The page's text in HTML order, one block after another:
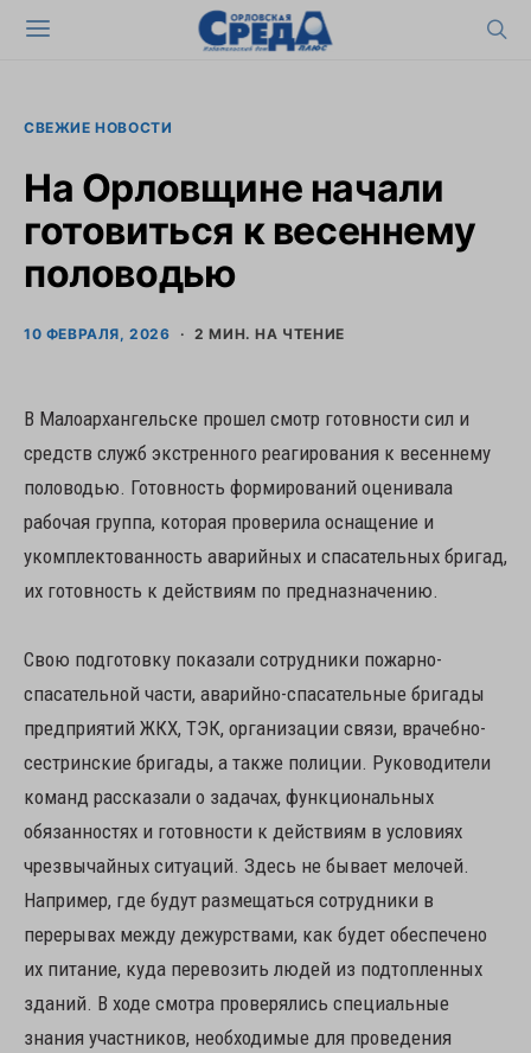
СВЕЖИЕ НОВОСТИ
На Орловщине начали
готовиться к весеннему
половодью
10 ФЕВРАЛЯ, 2026 2 МИН. НА ЧТЕНИЕ
В Малоархангельске прошел смотр готовности сил и
средств служб экстренного реагирования к весеннему
половодью. Готовность формирований оценивала
рабочая группа, которая проверила оснащение и
укомплектованность аварийных и спасательных бригад,
их готовность к действиям по предназначению.
Свою подготовку показали сотрудники пожарно-
спасательной части, аварийно-спасательные бригады
предприятий ЖКХ, ТЭК, организации связи, врачебно-
сестринские бригады, а также полиции. Руководители
команд рассказали о задачах, функциональных
обязанностях и готовности к действиям в условиях
чрезвычайных ситуаций. Здесь не бывает мелочей.
Например, где будут размещаться сотрудники в
перерывах между дежурствами, как будет обеспечено
их питание, куда перевозить людей из подтопленных
зданий. В ходе смотра проверялись специальные
знания участников, необходимые для проведения